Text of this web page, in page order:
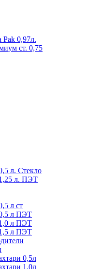
Pak 0,97л.
ст. 0,75
л. Стекло
л. ПЭТ
л ст
л ПЭТ
л ПЭТ
л ПЭТ
0,5л
1,0л